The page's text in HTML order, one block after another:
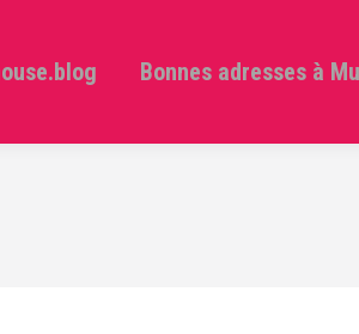
Bonnes adresses à